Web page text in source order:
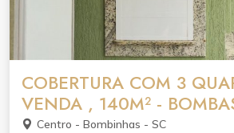
COBERTURA COM 3
VENDA , 140M² -
Centro - Bombinhas - SC